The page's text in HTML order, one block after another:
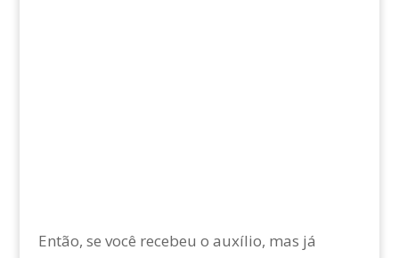
Então, se você recebeu o auxílio, mas já